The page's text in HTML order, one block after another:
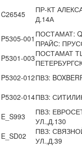
C26545
ПР-КТ
Д.14А
P5305-001 ПОСТАМАТ:
ПРАЙС:
P5301-003ПОСТАМАТ
P5302-012ПВЗ:
P5302-014ПВЗ:
E_S993
ПВЗ:
УЛ.,Д.130
E_SD02
ПВЗ:
УЛ.,Д.39